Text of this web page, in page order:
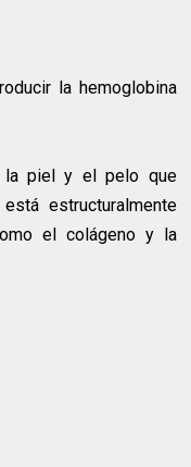
la hemoglobina
la piel y el pelo que
estructuralmente
el colágeno y la